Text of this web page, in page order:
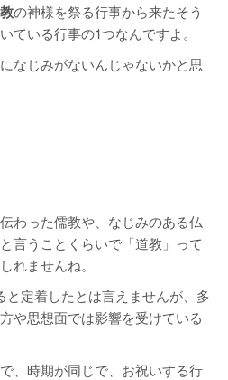
の神様を祭る行事から来たそう
ている行事の1つなんですよ。
なじみがないんじゃないかと思
わった儒教や、なじみのある仏
言うことくらいで「道教」って
れませんね。
定着したとは言えませんが、多
や思想面では影響を受けている
、時期が同じで、お祝いする行